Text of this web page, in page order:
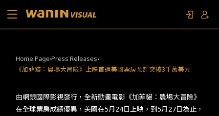
Works
Movie and TV Specials
Home Page Press Releases
《加菲貓：農場大冒險》上映首週美國票房預計突破3千萬美元
由網銀國際影視發行，全新動畫電影《加菲貓：農場大冒險》
在全球票房成績優異，美國在5月24日上映，到5月27日為止，